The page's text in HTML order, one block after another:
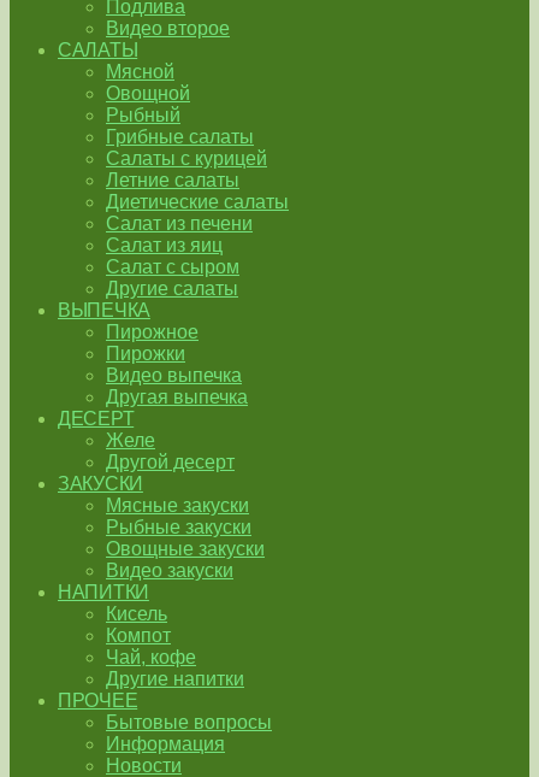
Подлива
Видео второе
САЛАТЫ
Мясной
Овощной
Рыбный
Грибные салаты
Салаты с курицей
Летние салаты
Диетические салаты
Салат из печени
Салат из яиц
Салат с сыром
Другие салаты
ВЫПЕЧКА
Пирожное
Пирожки
Видео выпечка
Другая выпечка
ДЕСЕРТ
Желе
Другой десерт
ЗАКУСКИ
Мясные закуски
Рыбные закуски
Овощные закуски
Видео закуски
НАПИТКИ
Кисель
Компот
Чай, кофе
Другие напитки
ПРОЧЕЕ
Бытовые вопросы
Информация
Новости